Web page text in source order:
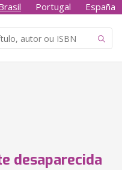
Portugal España
desaparecida